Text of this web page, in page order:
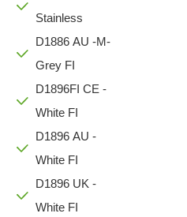
Stainless
D1886 AU -M-
Grey FI
D1896FI CE -
White FI
D1896 AU -
White FI
D1896 UK -
White FI